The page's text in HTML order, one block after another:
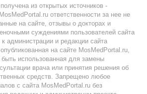
из открытых источников -
ответственности за нее не
на сайте, отзывы о докторах и
суждениями пользователей сайта
администрации и редакции сайта
на сайте MosMedPortal.ru,
использованная для замены
врача или принятия решения об
средств. Запрещено любое
с сайта MosMedPortal.ru без